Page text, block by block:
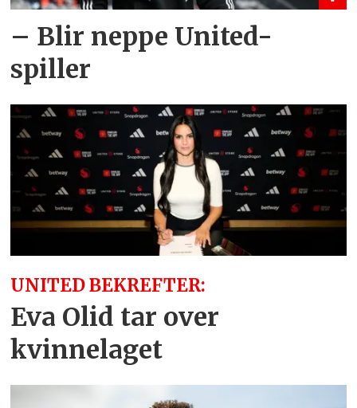
– Blir neppe United-
spiller
UNITED BEKREFTER:
Eva Olid tar over
kvinnelaget